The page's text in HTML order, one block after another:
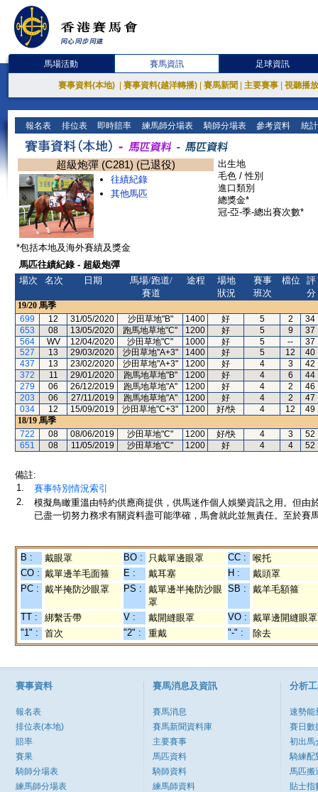
馬場活動 賽馬資訊 足球資訊
賽事資料(本地) 賽事資料(越洋轉播) 賽馬新聞 主要賽事 視聽播
報名表 排位表 即時賠率 練馬師分場表 騎師分場表 參考資料 統
超級炮彈 (C281) (已退役)
往績紀錄
其他馬匹
出生地
毛色 / 性別
進口類別
總獎金*
冠-亞-季-總出賽次數*
*包括本地及海外賽績及獎金
馬匹往績紀錄 - 超級炮彈
場次
名次 日期
馬場/跑道/
賽道
途程
場地
狀況
賽事
班次
檔位
評
分
19/20 馬季
699
12 31/05/2020 沙田草地"B" 1400 好 5 2
34
653
08 13/05/2020 跑馬地草地"C" 1200 好 5 9
37
564
WV 12/04/2020 沙田草地"C" 1000 好 5 --
37
527
13 29/03/2020 沙田草地"A+3" 1400 好 5 12
40
437
13 23/02/2020 沙田草地"A+3" 1200 好 4 3
42
372
11 29/01/2020 跑馬地草地"B" 1200 好 4 6
44
279
06 26/12/2019 跑馬地草地"A" 1200 好 4 2
46
203
06 27/11/2019 跑馬地草地"A" 1200 好 4 2
47
034
12 15/09/2019 沙田草地"C+3" 1200 好/快 4 12
49
18/19 馬季
722
08 08/06/2019 沙田草地"C" 1200 好/快 4 3
52
651
08 11/05/2019 沙田草地"C" 1200 好 4 4 52
備註:
1.
賽事特別情況索引
2.
模擬鳥瞰重溫由特約供應商提供，供馬迷作個人娛樂資訊之用。但
已盡一切努力務求有關資料盡可能準確，馬會就此並無責任。至於賽
B : 戴眼罩 BO : 只戴單邊眼罩 CC :
喉托
CO : 戴單邊羊毛面箍 E : 戴耳塞 H :
戴頭罩
PC : 戴半掩防沙眼罩 PS :
戴單邊半掩防沙眼
罩
SB : 戴羊毛額箍
TT : 綁繫舌帶 V : 戴開縫眼罩 VO : 戴單邊開縫眼罩
"1" :
首次 "2" : 重戴 "-" : 除去
賽事資料
報名表
排位表(本地)
賠率
賽果
騎師分場表
練馬師分場表
賽馬消息及資訊
賽馬消息
賽馬新聞資料庫
主要賽事
馬匹資料
騎師資料
練馬師資料
分析
速勢能
賽日數
初出馬
騎練配
馬匹搬
貼士指